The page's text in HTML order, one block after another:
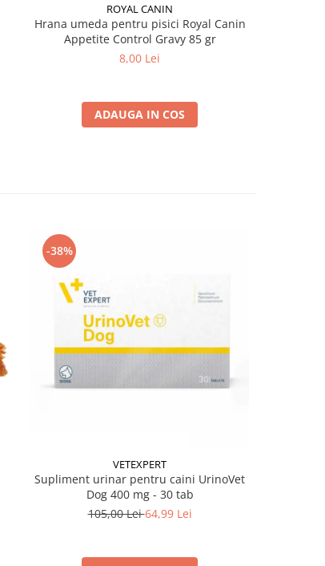
ROYAL CANIN
Hrana umeda pentru pisici Royal Canin
Appetite Control Gravy 85 gr
8,00 Lei
ADAUGA IN COS
-38%
VETEXPERT
Supliment urinar pentru caini UrinoVet
Dog 400 mg - 30 tab
105,00 Lei64,99 Lei